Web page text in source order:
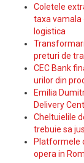
Coletele
taxa vamala
logistica
preturi de
CEC Bank
urilor din
Emilia
Delivery
Cheltuielile
trebuie sa
Platformele
opera in